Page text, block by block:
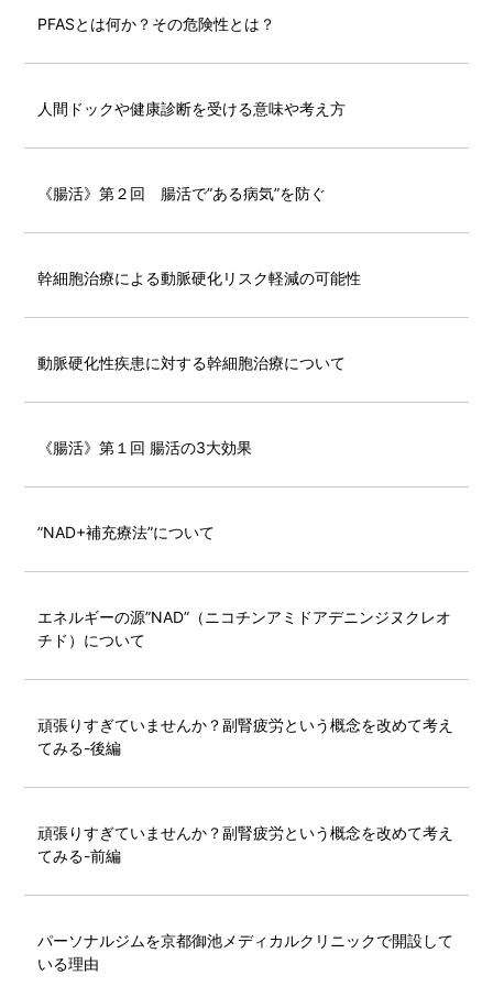
PFASとは何か？その危険性とは？
人間ドックや健康診断を受ける意味や考え方
《腸活》第２回 腸活で”ある病気”を防ぐ
幹細胞治療による動脈硬化リスク軽減の可能性
動脈硬化性疾患に対する幹細胞治療について
《腸活》第１回 腸活の3大効果
”NAD+補充療法”について
エネルギーの源”NAD”（ニコチンアミドアデニンジヌクレオ
チド）について
頑張りすぎていませんか？副腎疲労という概念を改めて考え
てみる-後編
頑張りすぎていませんか？副腎疲労という概念を改めて考え
てみる-前編
パーソナルジムを京都御池メディカルクリニックで開設して
いる理由